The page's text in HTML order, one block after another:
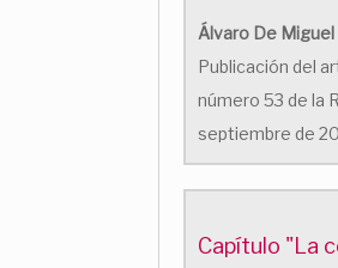
Álvaro De
Publicación del
número 53 de la
septiembre de
Capítulo "La